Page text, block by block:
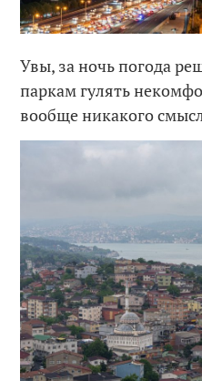
Увы, за ночь погода
паркам гулять
вообще никакого